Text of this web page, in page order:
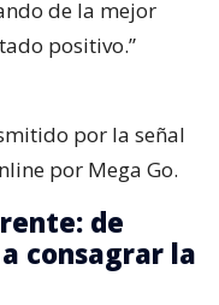
de la mejor
positivo.”
por la señal
por Mega Go.
de
consagrar la